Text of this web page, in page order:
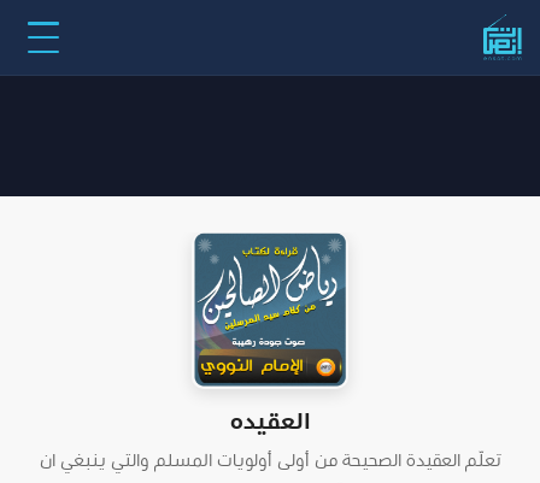
العقيده
تعلّم العقيدة الصحيحة من أولى أولويات المسلم والتي ينبغي ان